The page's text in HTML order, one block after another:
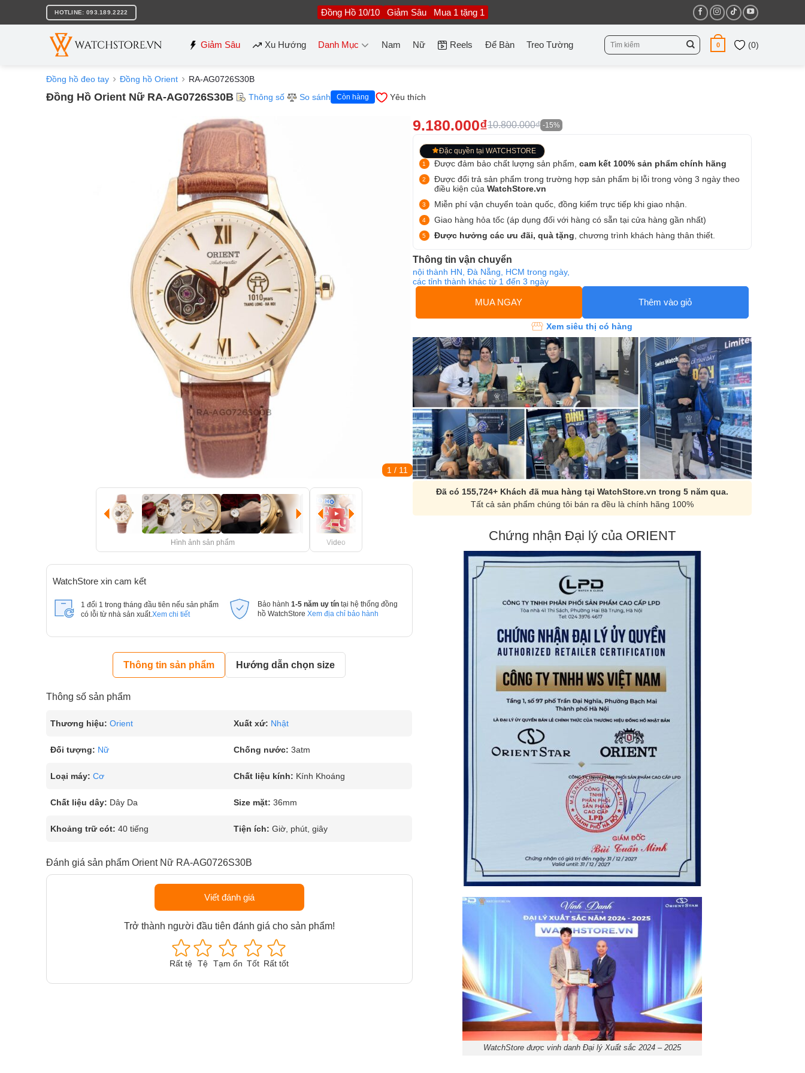
nội
HOTLINE: 093.189.2222 Đồng Hồ 10/10 Giảm Sâu Mua 1 tặng 1
Giảm Sâu Xu Hướng Danh Mục Nam Nữ Reels Để Bàn Treo Tường
Tìm
kiếm:
0 (0)
Đồng hồ đeo tay Đồng hồ Orient RA-AG0726S30B
Đồng Hồ Orient Nữ RA-AG0726S30B Thông số So sánh Còn hàng Yêu thích
1 / 11
Hình ảnh sản phẩm Video
WatchStore xin cam kết
1 đổi 1 trong tháng đầu tiên nếu sản phẩm
có lỗi từ nhà sản xuất. Xem chi tiết
Bảo hành 1-5 năm uy tín tại hệ thống đồng
hồ WatchStore Xem địa chỉ bảo hành
Thông tin sản phẩm Hướng dẫn chọn size
Thông số sản phẩm
Thương hiệu: Orient Xuất xứ: Nhật
Đối tượng: Nữ Chống nước: 3atm
Loại máy: Cơ Chất liệu kính: Kính Khoáng
Chất liệu dây: Dây Da Size mặt: 36mm
Khoảng trữ cót: 40 tiếng Tiện ích: Giờ, phút, giây
Đánh giá sản phẩm Orient Nữ RA-AG0726S30B
Viết đánh giá
Trở thành người đầu tiên đánh giá cho sản phẩm!
Rất tệ Tệ Tạm ổn Tốt Rất tốt
9.180.000₫10.800.000₫ -15%
Đặc quyền tại WATCHSTORE
Được đảm bảo chất lượng sản phẩm, cam kết 100% sản phẩm chính hãng
Được đổi trả sản phẩm trong trường hợp sản phẩm bị lỗi trong vòng 3 ngày theo
điều kiện của WatchStore.vn
Miễn phí vận chuyển toàn quốc, đồng kiểm trực tiếp khi giao nhận.
Giao hàng hỏa tốc (áp dụng đối với hàng có sẵn tại cửa hàng gần nhất)
Được hưởng các ưu đãi, quà tặng , chương trình khách hàng thân thiết.
Thông tin vận chuyển
nội thành HN, Đà Nẵng, HCM trong ngày,
các tỉnh thành khác từ 1 đến 3 ngày
MUA NGAY Thêm vào giỏ
Xem siêu thị có hàng
Đã có 155,724+ Khách đã mua hàng tại WatchStore.vn trong 5 năm qua.
Tất cả sản phẩm chúng tôi bán ra đều là chính hãng 100%
Chứng nhận Đại lý của ORIENT
WatchStore được vinh danh Đại lý Xuất sắc 2024 – 2025